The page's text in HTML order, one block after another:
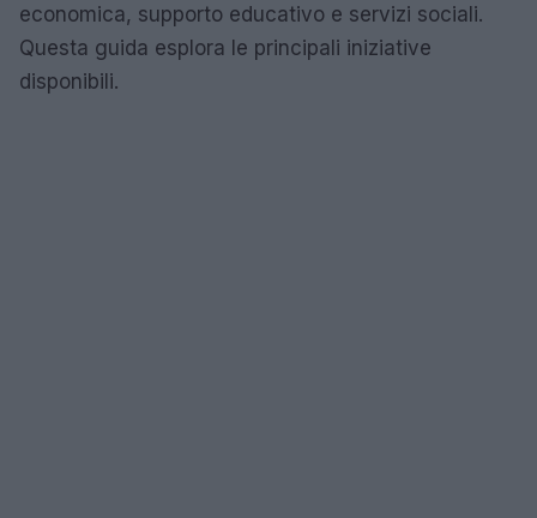
economica, supporto educativo e servizi sociali.
Questa guida esplora le principali iniziative
disponibili.